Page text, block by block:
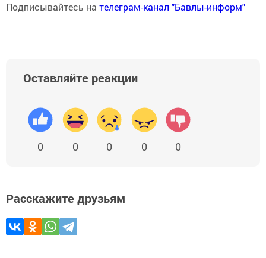
Подписывайтесь на телеграм-канал "Бавлы-информ"
Оставляйте реакции
0 0 0 0 0
Расскажите друзьям